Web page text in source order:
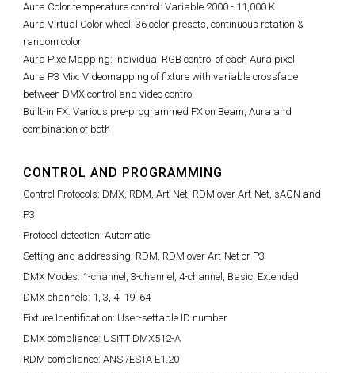
Aura Color temperature control: Variable 2000 - 11,000 K
Aura Virtual Color wheel: 36 color presets, continuous rotation &
random color
Aura PixelMapping: individual RGB control of each Aura pixel
Aura P3 Mix: Videomapping of fixture with variable crossfade
between DMX control and video control
Built-in FX: Various pre-programmed FX on Beam, Aura and
combination of both
CONTROL AND PROGRAMMING
Control Protocols: DMX, RDM, Art-Net, RDM over Art-Net, sACN and
P3
Protocol detection: Automatic
Setting and addressing: RDM, RDM over Art-Net or P3
DMX Modes: 1-channel, 3-channel, 4-channel, Basic, Extended
DMX channels: 1, 3, 4, 19, 64
Fixture Identification: User-settable ID number
DMX compliance: USITT DMX512-A
RDM compliance: ANSI/ESTA E1.20